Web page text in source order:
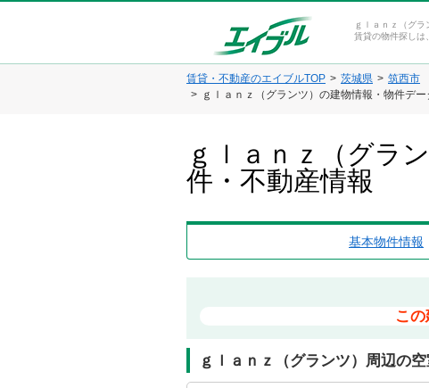
ｇｌａｎｚ（グ
賃貸の物件探しは
賃貸・不動産のエイブルTOP 茨城県
筑西市
ｇｌａｎｚ（グランツ）の建物情報・物件デー
ｇｌａｎｚ（グラ
件・不動産情報
基本物件情報
こ
ｇｌａｎｚ（グランツ）周辺の